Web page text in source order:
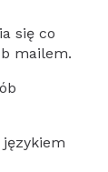
się co
mailem.